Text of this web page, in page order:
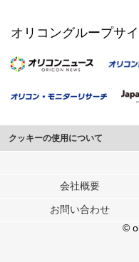
オリコングループサイ
クッキーの使用について
このサイトでは Cookie を使用
行っています。
メディアや広告配信、データ解
各パートナーは、この情報とユ
ユーザーが各パートナーのサー
会社概要
お問い合わせ
©